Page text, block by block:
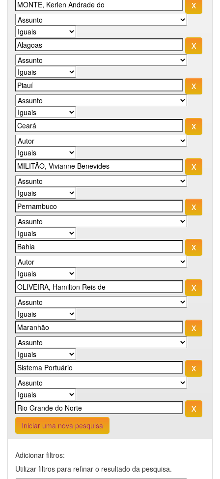
Iniciar uma nova pesquisa
Adicionar filtros:
Utilizar filtros para refinar o resultado da pesquisa.